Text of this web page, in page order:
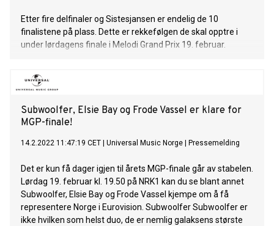
Etter fire delfinaler og Sistesjansen er endelig de 10
finalistene på plass. Dette er rekkefølgen de skal opptre i
under lørdagens finale i Melodi Grand Prix 19. februar.
Subwoolfer, Elsie Bay og Frode Vassel er klare for
MGP-finale!
14.2.2022 11:47:19 CET Universal Music Norge Pressemelding
Det er kun få dager igjen til årets MGP-finale går av stabelen.
Lørdag 19. februar kl. 19.50 på NRK1 kan du se blant annet
Subwoolfer, Elsie Bay og Frode Vassel kjempe om å få
representere Norge i Eurovision. Subwoolfer Subwoolfer er
ikke hvilken som helst duo, de er nemlig galaksens største